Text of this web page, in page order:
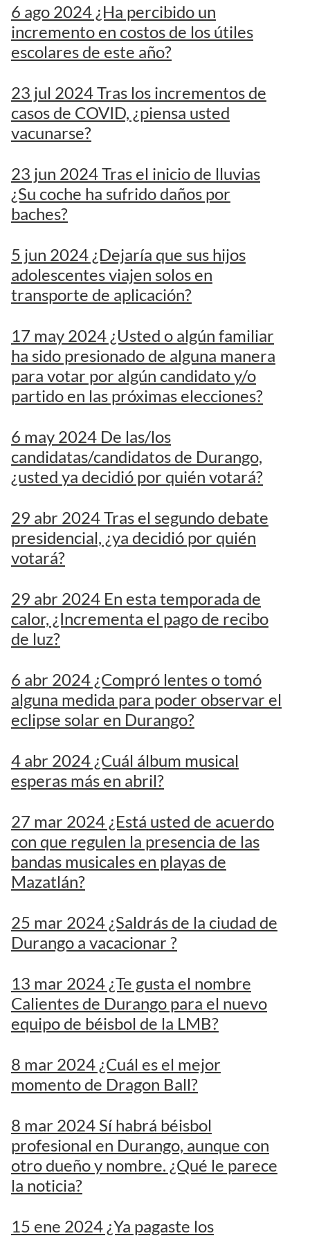
6 ago 2024 ¿Ha percibido un
incremento en costos de los útiles
escolares de este año?
23 jul 2024 Tras los incrementos de
casos de COVID, ¿piensa usted
vacunarse?
23 jun 2024 Tras el inicio de lluvias
¿Su coche ha sufrido daños por
baches?
5 jun 2024 ¿Dejaría que sus hijos
adolescentes viajen solos en
transporte de aplicación?
17 may 2024 ¿Usted o algún familiar
ha sido presionado de alguna manera
para votar por algún candidato y/o
partido en las próximas elecciones?
6 may 2024 De las/los
candidatas/candidatos de Durango,
¿usted ya decidió por quién votará?
29 abr 2024 Tras el segundo debate
presidencial, ¿ya decidió por quién
votará?
29 abr 2024 En esta temporada de
calor, ¿Incrementa el pago de recibo
de luz?
6 abr 2024 ¿Compró lentes o tomó
alguna medida para poder observar el
eclipse solar en Durango?
4 abr 2024 ¿Cuál álbum musical
esperas más en abril?
27 mar 2024 ¿Está usted de acuerdo
con que regulen la presencia de las
bandas musicales en playas de
Mazatlán?
25 mar 2024 ¿Saldrás de la ciudad de
Durango a vacacionar ?
13 mar 2024 ¿Te gusta el nombre
Calientes de Durango para el nuevo
equipo de béisbol de la LMB?
8 mar 2024 ¿Cuál es el mejor
momento de Dragon Ball?
8 mar 2024 Sí habrá béisbol
profesional en Durango, aunque con
otro dueño y nombre. ¿Qué le parece
la noticia?
15 ene 2024 ¿Ya pagaste los